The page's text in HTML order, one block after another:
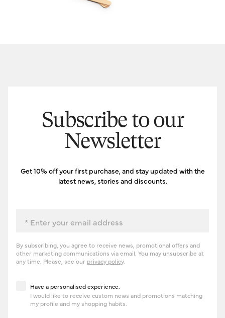
Subscribe to our
Newsletter
Get 10% off your first purchase, and stay updated with the
latest news, stories and discounts.
By subscribing, you agree to receive news, promotional offers and
other marketing communications via email. You may unsubscribe at
any time. Please, see our privacy policy.
Have a personalised experience
Have a personalised experience.
I would like to receive custom news and promotions matching
my profile and my shopping habits.